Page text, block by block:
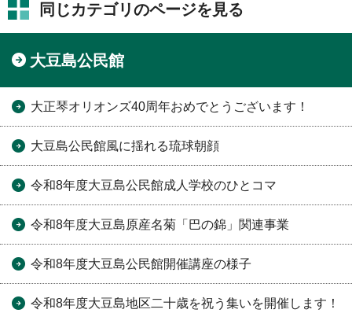
同じカテゴリのページを見る
大豆島公民館
大正琴オリオンズ40周年おめでとうございます！
大豆島公民館風に揺れる琉球朝顔
令和8年度大豆島公民館成人学校のひとコマ
令和8年度大豆島原産名菊「巴の錦」関連事業
令和8年度大豆島公民館開催講座の様子
令和8年度大豆島地区二十歳を祝う集いを開催します！